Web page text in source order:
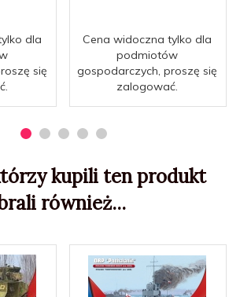
dla
się
Cena widoczna tylko dla
podmiotów
gospodarczych, proszę się
zalogować.
kupili ten produkt
również...